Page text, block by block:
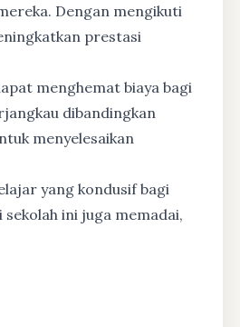
Dengan mengikuti
prestasi
menghemat biaya bagi
dibandingkan
menyelesaikan
yang kondusif bagi
ini juga memadai,